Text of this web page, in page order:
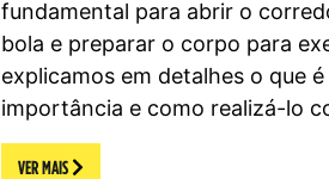
fundamental para abrir o
bola e preparar o corpo para
explicamos em detalhes o que
importância e como realizá-lo
VER MAIS